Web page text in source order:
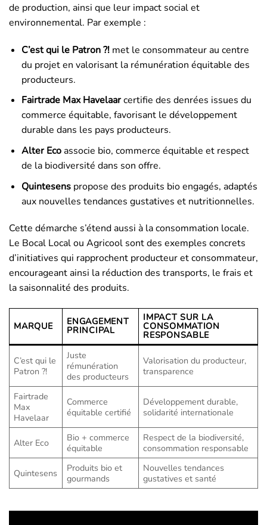
de production, ainsi que leur impact social et
environnemental. Par exemple :
C’est qui le Patron ?!met le consommateur au centre
du projet en valorisant la rémunération équitable des
producteurs.
Fairtrade Max Havelaarcertifie des denrées issues du
commerce équitable, favorisant le développement
durable dans les pays producteurs.
Alter Ecoassocie bio, commerce équitable et respect
de la biodiversité dans son offre.
Quintesenspropose des produits bio engagés, adaptés
aux nouvelles tendances gustatives et nutritionnelles.
Cette démarche s’étend aussi à la consommation locale.
Le Bocal Local ou Agricool sont des exemples concrets
d’initiatives qui rapprochent producteur et consommateur,
encourageant ainsi la réduction des transports, le frais et
la saisonnalité des produits.
MARQUE ENGAGEMENT
PRINCIPAL
IMPACT SUR LA
CONSOMMATION
RESPONSABLE
C’est qui le
Patron ?!
Juste
rémunération
des producteurs
Valorisation du producteur,
transparence
Fairtrade
Max
Havelaar
Commerce
équitable certifié
Développement durable,
solidarité internationale
Alter Eco
Bio + commerce
équitable
Respect de la biodiversité,
consommation responsable
Quintesens
Produits bio et
gourmands
Nouvelles tendances
gustatives et santé